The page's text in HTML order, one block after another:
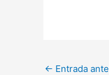
← Entrada